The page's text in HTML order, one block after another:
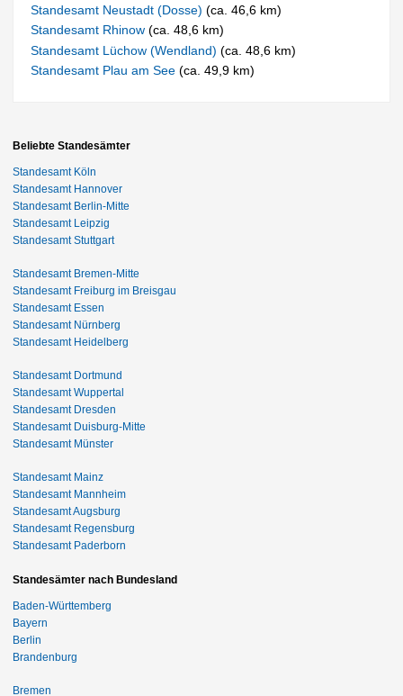
Standesamt Neustadt (Dosse)(ca. 46,6 km)
Standesamt Rhinow(ca. 48,6 km)
Standesamt Lüchow (Wendland)(ca. 48,6 km)
Standesamt Plau am See(ca. 49,9 km)
Beliebte Standesämter
Standesamt Köln
Standesamt Hannover
Standesamt Berlin-Mitte
Standesamt Leipzig
Standesamt Stuttgart
Standesamt Bremen-Mitte
Standesamt Freiburg im Breisgau
Standesamt Essen
Standesamt Nürnberg
Standesamt Heidelberg
Standesamt Dortmund
Standesamt Wuppertal
Standesamt Dresden
Standesamt Duisburg-Mitte
Standesamt Münster
Standesamt Mainz
Standesamt Mannheim
Standesamt Augsburg
Standesamt Regensburg
Standesamt Paderborn
Standesämter nach Bundesland
Baden-Württemberg
Bayern
Berlin
Brandenburg
Bremen